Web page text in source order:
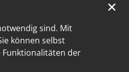
sind. Mit
können selbst
Funktionalitäten der
✕